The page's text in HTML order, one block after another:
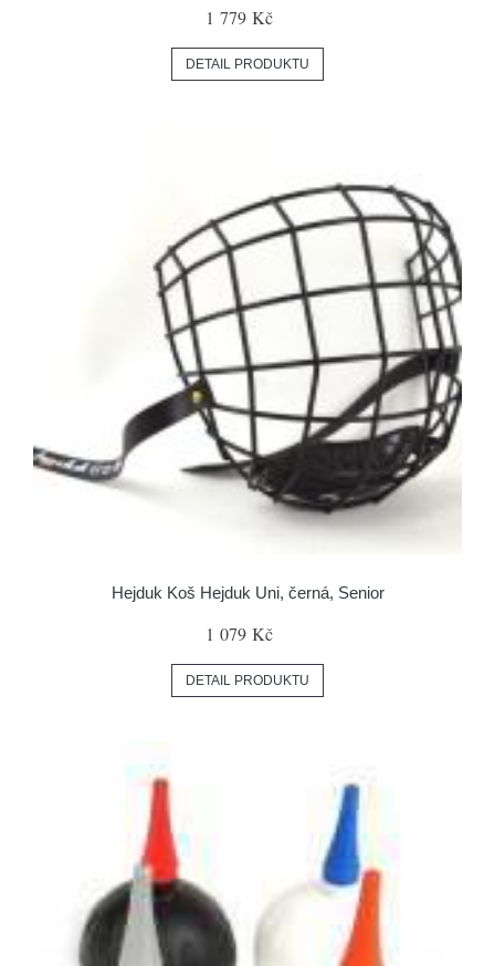
1 779 Kč
DETAIL PRODUKTU
Hejduk Koš Hejduk Uni, černá, Senior
1 079 Kč
DETAIL PRODUKTU